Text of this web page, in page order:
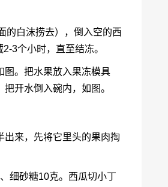
的白沫捞去），倒入空的西
3个小时，直至结冻。
图。把水果放入果冻模具
开水倒入碗内，如图。
出来，先将它里头的果肉掏
细砂糖10克。西瓜切小丁